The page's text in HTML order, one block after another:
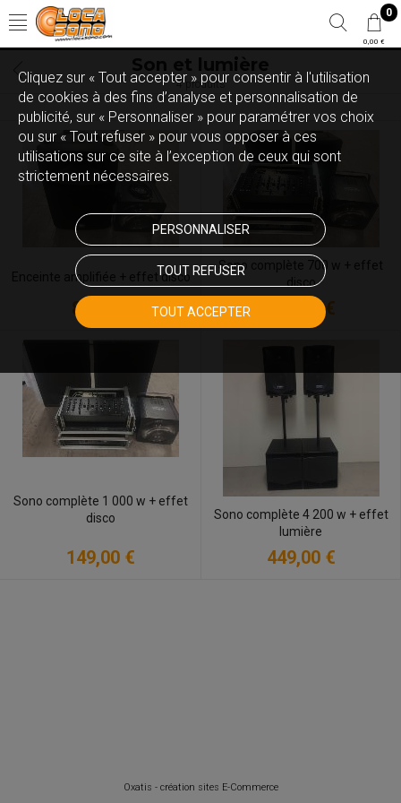
0
0,00 €
4 produits
Enceinte amplifiée + effet disco
89,00 €
Sono complète 700 w + effet
disco
119,00 €
Sono complète 1 000 w + effet
disco
149,00 €
Sono complète 4 200 w + effet
lumière
449,00 €
Cliquez sur « Tout accepter » pour consentir à l'utilisation
de cookies à des fins d’analyse et personnalisation de
publicité, sur « Personnaliser » pour paramétrer vos choix
ou sur « Tout refuser » pour vous opposer à ces
utilisations sur ce site à l’exception de ceux qui sont
strictement nécessaires.
PERSONNALISER
TOUT REFUSER
TOUT ACCEPTER
Oxatis - création sites E-Commerce